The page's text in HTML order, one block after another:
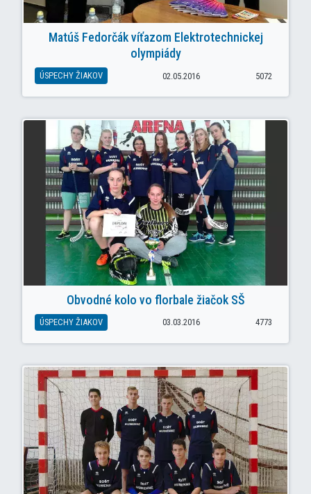
Matúš Fedorčák víťazom Elektrotechnickej
olympiády
ÚSPECHY ŽIAKOV 02.05.2016 5072
Obvodné kolo vo florbale žiačok SŠ
ÚSPECHY ŽIAKOV 03.03.2016 4773